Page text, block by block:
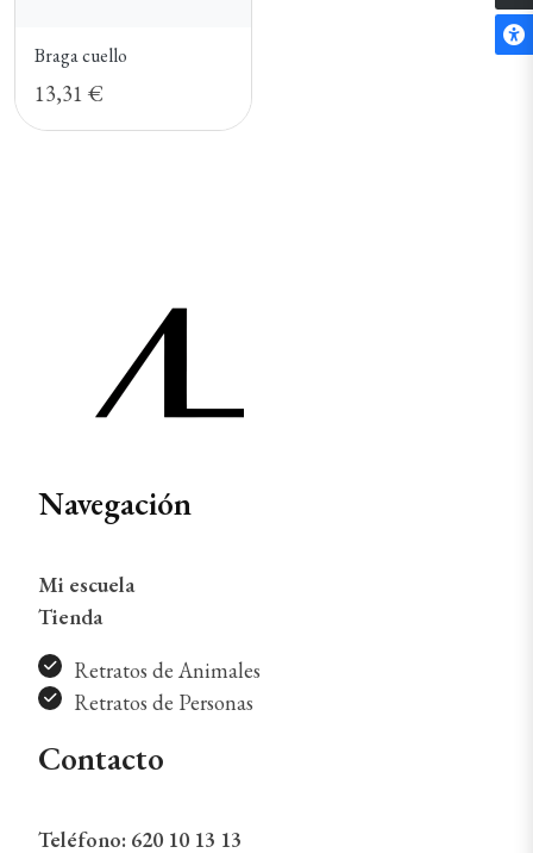
Braga cuello
13,31 €
Navegación
Mi escuela
Tienda
Retratos de Animales
Retratos de Personas
Contacto
Teléfono: 620 10 13 13